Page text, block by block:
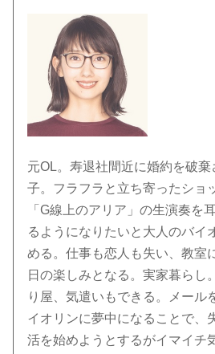
元OL。寿退社間近に婚約を破
子。フラフラと立ち寄ったショ
「G線上のアリア」の生演奏を
るようになりたいと大人のバイ
める。仕事も恋人も失い、教室
日の楽しみとなる。実家暮らし
り屋、気遣いもできる。メール
イオリンに夢中になることで、
活を始めようとするがイマイチ